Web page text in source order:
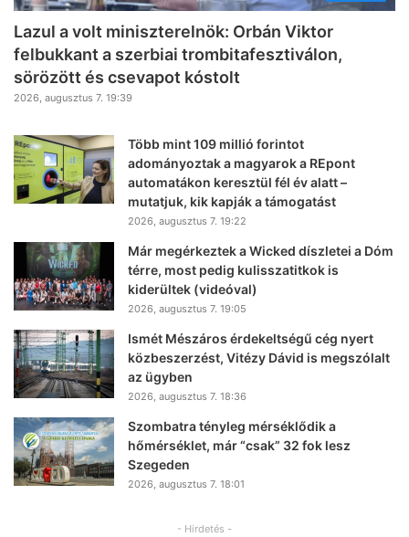
Lazul a volt miniszterelnök: Orbán Viktor
felbukkant a szerbiai trombitafesztiválon,
sörözött és csevapot kóstolt
2026, augusztus 7. 19:39
Több mint 109 millió forintot
adományoztak a magyarok a REpont
automatákon keresztül fél év alatt –
mutatjuk, kik kapják a támogatást
2026, augusztus 7. 19:22
Már megérkeztek a Wicked díszletei a Dóm
térre, most pedig kulisszatitkok is
kiderültek (videóval)
2026, augusztus 7. 19:05
Ismét Mészáros érdekeltségű cég nyert
közbeszerzést, Vitézy Dávid is megszólalt
az ügyben
2026, augusztus 7. 18:36
Szombatra tényleg mérséklődik a
hőmérséklet, már “csak” 32 fok lesz
Szegeden
2026, augusztus 7. 18:01
- Hirdetés -